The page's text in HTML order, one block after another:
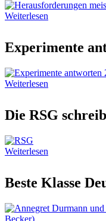
Weiterlesen
Experimente
Weiterlesen
Die RSG
Weiterlesen
Beste Klasse